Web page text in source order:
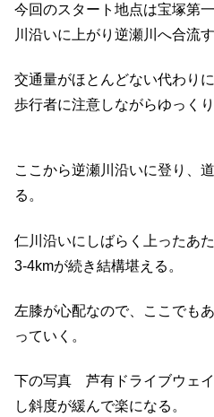
今回のスタート地点は宝塚第
川沿いに上がり逆瀬川へ合流す
交通量がほとんどない代わり
歩行者に注意しながらゆっくり
ここから逆瀬川沿いに登り、
る。
仁川沿いにしばらく上ったあ
3-4kmが続き結構堪える。
左膝が心配なので、ここでも
っていく。
下の写真 芦有ドライブウェ
し斜度が緩んで楽になる。